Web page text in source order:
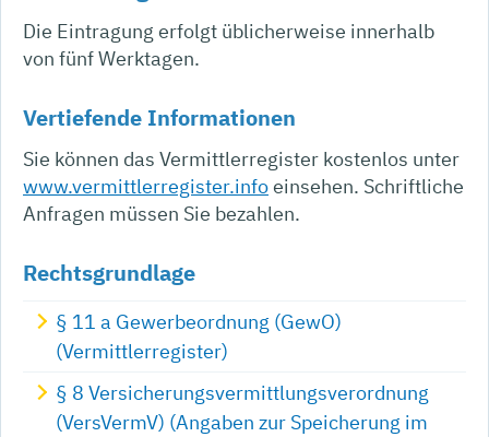
Die Eintragung erfolgt üblicherweise innerhalb
von fünf Werktagen.
Vertiefende Informationen
Sie können das Vermittlerregister kostenlos unter
www.vermittlerregister.infoeinsehen. Schriftliche
Anfragen müssen Sie bezahlen.
Rechtsgrundlage
§ 11 a Gewerbeordnung (GewO)
(Vermittlerregister)
§ 8 Versicherungsvermittlungsverordnung
(VersVermV) (Angaben zur Speicherung im